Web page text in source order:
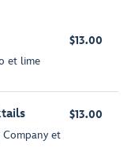
et lime
$13.00
et
$13.00